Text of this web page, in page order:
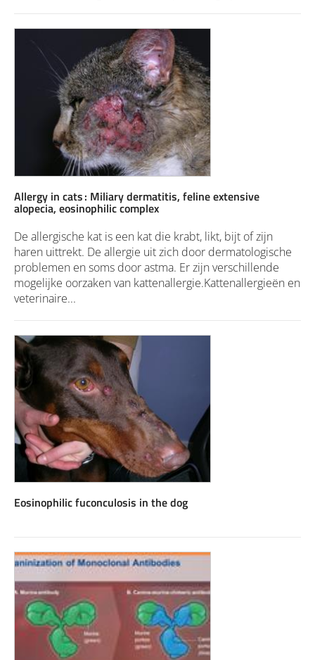
Allergy in cats : Miliary dermatitis, feline extensive
alopecia, eosinophilic complex
De allergische kat is een kat die krabt, likt, bijt of zijn
haren uittrekt. De allergie uit zich door dermatologische
problemen en soms door astma. Er zijn verschillende
mogelijke oorzaken van kattenallergie.Kattenallergieën en
veterinaire...
Eosinophilic fuconculosis in the dog